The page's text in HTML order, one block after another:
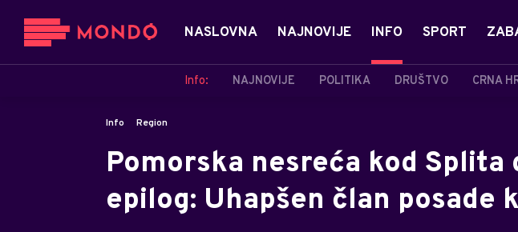
NASLOVNA NAJNOVIJE INFO
Info: NAJNOVIJE POLITIKA DRUŠTVO CRNA
SPORT
Info Region
Pomorska nesreća kod Splita
epilog: Uhapšen član posade